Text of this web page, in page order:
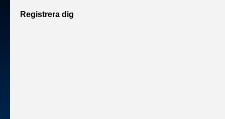
Registrera dig